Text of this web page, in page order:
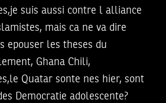
suis aussi contre l alliance
mais ca ne va dire
epouser les theses du
Ghana Chili,
Quatar sonte nes hier, sont
Democratie adolescente?